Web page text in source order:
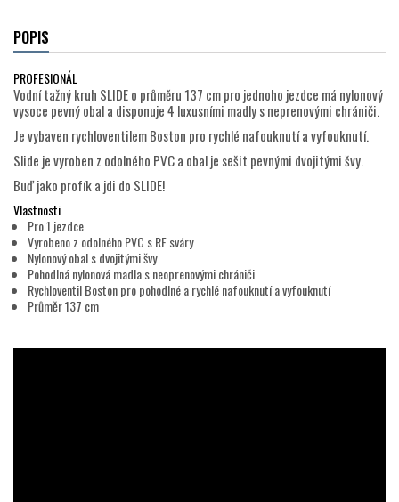
POPIS
PROFESIONÁL
Vodní tažný kruh SLIDE o průměru 137 cm pro jednoho jezdce má nylonový
vysoce pevný obal a disponuje 4 luxusními madly s neprenovými chrániči.
Je vybaven rychloventilem Boston pro rychlé nafouknutí a vyfouknutí.
Slide je vyroben z odolného PVC a obal je sešit pevnými dvojitými švy.
Buď jako profík a jdi do SLIDE!
Vlastnosti
Pro 1 jezdce
Vyrobeno z odolného PVC s RF sváry
Nylonový obal s dvojitými švy
Pohodlná nylonová madla s neoprenovými chrániči
Rychloventil Boston pro pohodlné a rychlé nafouknutí a vyfouknutí
Průměr 137 cm